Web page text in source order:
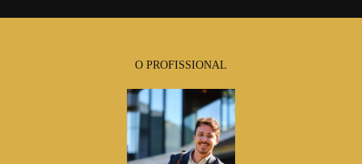
O PROFISSIONAL